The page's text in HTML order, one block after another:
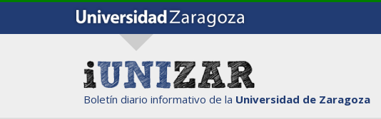
Boletín diario informativo de la Universidad de Zaragoza